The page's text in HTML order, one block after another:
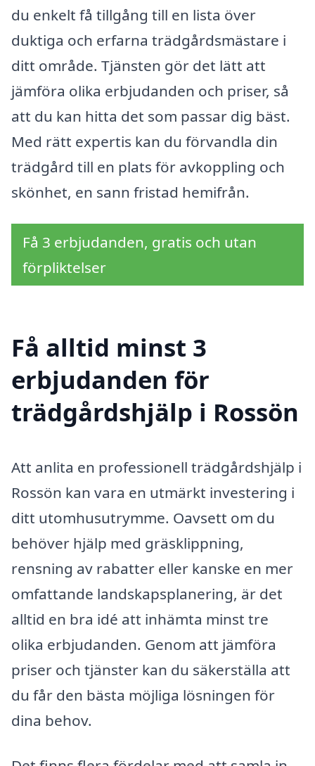
du enkelt få tillgång till en lista över
duktiga och erfarna trädgårdsmästare i
ditt område. Tjänsten gör det lätt att
jämföra olika erbjudanden och priser, så
att du kan hitta det som passar dig bäst.
Med rätt expertis kan du förvandla din
trädgård till en plats för avkoppling och
skönhet, en sann fristad hemifrån.
Få 3 erbjudanden, gratis och utan
förpliktelser
Få alltid minst 3
erbjudanden för
trädgårdshjälp i Rossön
Att anlita en professionell trädgårdshjälp i
Rossön kan vara en utmärkt investering i
ditt utomhusutrymme. Oavsett om du
behöver hjälp med gräsklippning,
rensning av rabatter eller kanske en mer
omfattande landskapsplanering, är det
alltid en bra idé att inhämta minst tre
olika erbjudanden. Genom att jämföra
priser och tjänster kan du säkerställa att
du får den bästa möjliga lösningen för
dina behov.